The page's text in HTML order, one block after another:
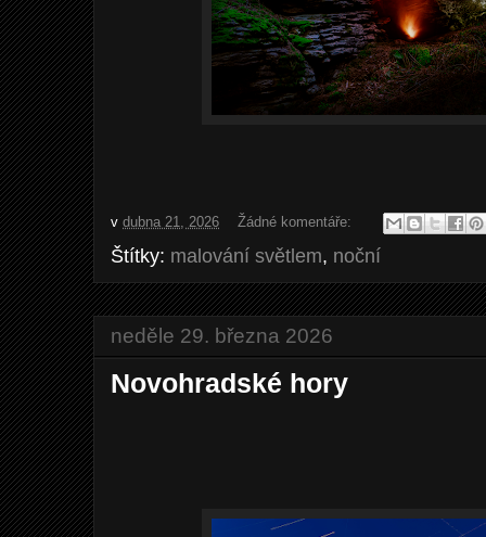
v dubna 21, 2026 Žádné komentáře:
Štítky: malování světlem, noční
neděle 29. března 2026
Novohradské hory